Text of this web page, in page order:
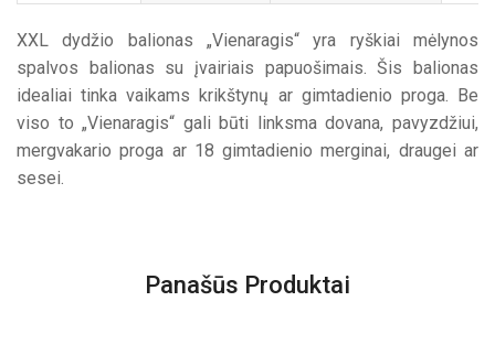
XXL dydžio balionas „Vienaragis“ yra ryškiai mėlynos
spalvos balionas su įvairiais papuošimais. Šis balionas
idealiai tinka vaikams krikštynų ar gimtadienio proga. Be
viso to „Vienaragis“ gali būti linksma dovana, pavyzdžiui,
mergvakario proga ar 18 gimtadienio merginai, draugei ar
sesei.
Panašūs Produktai